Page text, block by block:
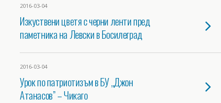
2016-03-04
Изкуствени цветя с черни ленти пред
паметника на Левски в Босилеград
2016-03-04
Урок по патриотизъм в БУ „Джон
Атанасов” – Чикаго